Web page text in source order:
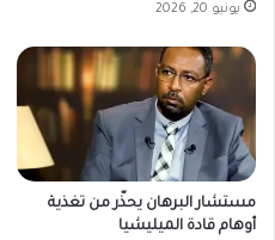
يونيو 20, 2026
مستشار البرهان يحذّر من تغذية
أوهام قادة الميليشيا